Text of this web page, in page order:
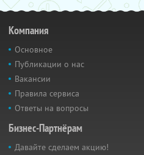
Компания
Основное
Публикации о нас
Вакансии
Правила сервиса
Ответы на вопросы
Бизнес-Партнёрам
Давайте сделаем акцию!